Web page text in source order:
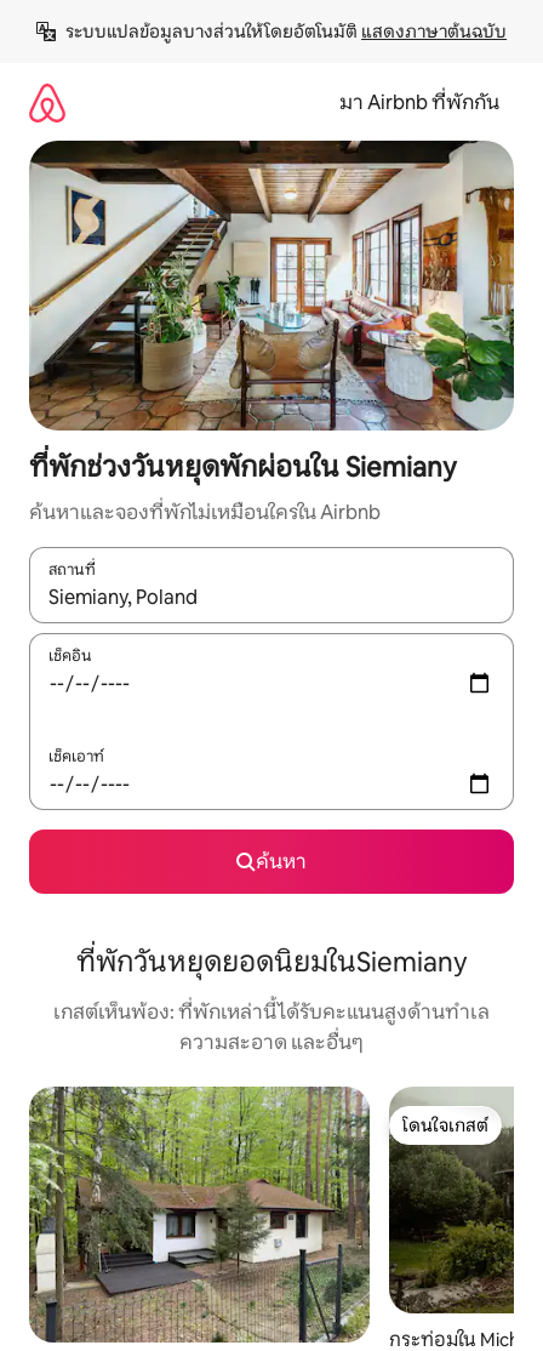
เนื้อหา
ระบบแปลข้อมูลบางส่วนให้โดยอัตโนมัติ แสดงภาษาต้นฉบับ
มา Airbnb ที่พักกัน
ที่พักช่วงวันหยุดพักผ่อนใน Siemiany
ค้นหาและจองที่พักไม่เหมือนใครใน Airbnb
สถานที่
ใช้ลูกศรขึ้นลง หรือใช้การสัมผัสหรือปัด เพื่อสำรวจผลการค้นหา
เช็คอิน
เช็คเอาท์
ค้นหา
ที่พักวันหยุดยอดนิยมในSiemiany
เกสต์เห็นพ้อง: ที่พักเหล่านี้ได้รับคะแนนสูงด้านทำเล
ความสะอาด และอื่นๆ
โดนใจเกสต์
โดนใจเกสต์
กระท่อมใน